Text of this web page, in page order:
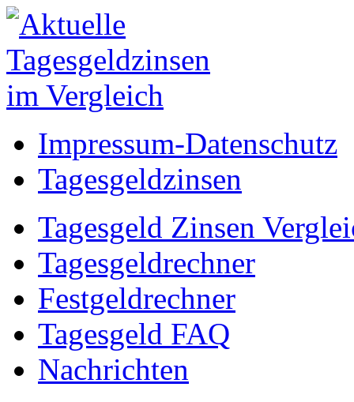
Impressum-Datenschutz
Tagesgeldzinsen
Tagesgeld Zinsen
Tagesgeldrechner
Festgeldrechner
Tagesgeld FAQ
Nachrichten